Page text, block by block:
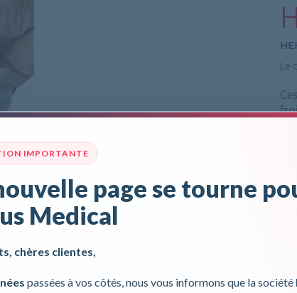
IMPORTANTE
page se tourne
Medical
chères clientes,
passées à vos côtés, nous vous informons que la société
Le